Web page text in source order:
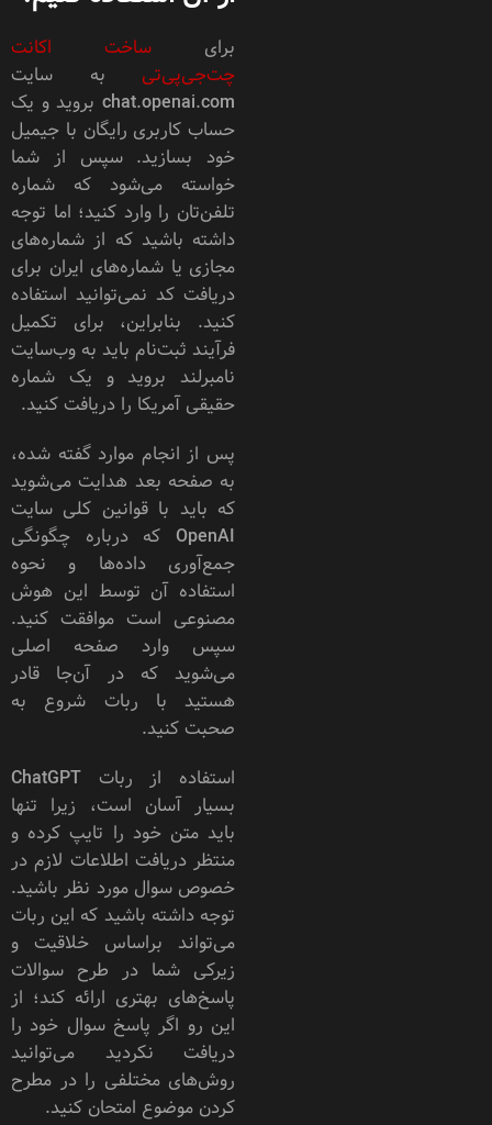
برای ساخت اکانت
چت‌جی‌پی‌تی به سایت
chat.openai.com بروید و یک
حساب کاربری رایگان با جیمیل
خود بسازید. سپس از شما
خواسته می‌شود که شماره
تلفن‌تان را وارد کنید؛ اما توجه
داشته باشید که از شماره‌های
مجازی یا شماره‌های ایران برای
دریافت کد نمی‌توانید استفاده
کنید. بنابراین، برای تکمیل
فرآیند ثبت‌نام باید به وب‌سایت
نامبرلند بروید و یک شماره
حقیقی آمریکا را دریافت کنید.
پس از انجام موارد گفته شده،
به صفحه بعد هدایت می‌شوید
که باید با قوانین کلی سایت
OpenAI که درباره چگونگی
جمع‌آوری داده‌ها و نحوه
استفاده آن توسط این هوش
مصنوعی است موافقت کنید.
سپس وارد صفحه اصلی
می‌شوید که در آن‌جا قادر
هستید با ربات شروع به
صحبت کنید.
استفاده از ربات ChatGPT
بسیار آسان است، زیرا تنها
باید متن خود را تایپ کرده و
منتظر دریافت اطلاعات لازم در
خصوص سوال مورد نظر باشید.
توجه داشته باشید که این ربات
می‌تواند براساس خلاقیت و
زیرکی شما در طرح سوالات
پاسخ‌های بهتری ارائه کند؛ از
این رو اگر پاسخ سوال خود را
دریافت نکردید می‌توانید
روش‌های مختلفی را در مطرح
کردن موضوع امتحان کنید.